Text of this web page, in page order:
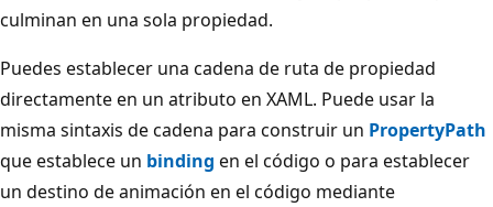
culminan en una sola propiedad.
Puedes establecer una cadena de ruta de propiedad
directamente en un atributo en XAML. Puede usar la
misma sintaxis de cadena para construir un PropertyPath
que establece un binding en el código o para establecer
un destino de animación en el código mediante